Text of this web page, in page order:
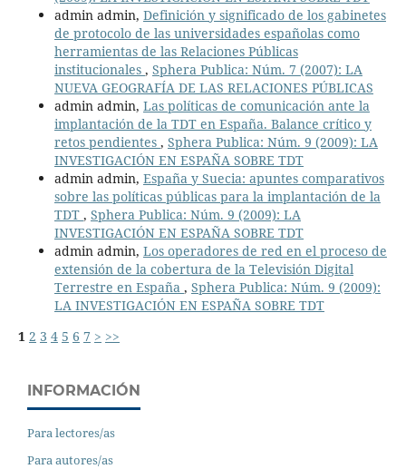
admin admin, Definición y significado de los gabinetes
de protocolo de las universidades españolas como
herramientas de las Relaciones Públicas
institucionales , Sphera Publica: Núm. 7 (2007): LA
NUEVA GEOGRAFÍA DE LAS RELACIONES PÚBLICAS
admin admin, Las políticas de comunicación ante la
implantación de la TDT en España. Balance crítico y
retos pendientes , Sphera Publica: Núm. 9 (2009): LA
INVESTIGACIÓN EN ESPAÑA SOBRE TDT
admin admin, España y Suecia: apuntes comparativos
sobre las políticas públicas para la implantación de la
TDT , Sphera Publica: Núm. 9 (2009): LA
INVESTIGACIÓN EN ESPAÑA SOBRE TDT
admin admin, Los operadores de red en el proceso de
extensión de la cobertura de la Televisión Digital
Terrestre en España , Sphera Publica: Núm. 9 (2009):
LA INVESTIGACIÓN EN ESPAÑA SOBRE TDT
1 2 3 4 5 6 7 > >>
INFORMACIÓN
Para lectores/as
Para autores/as